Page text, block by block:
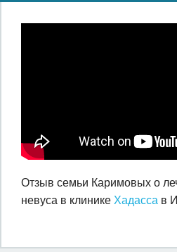
Отзыв семьи Каримовых о
невуса в клинике Хадасса в